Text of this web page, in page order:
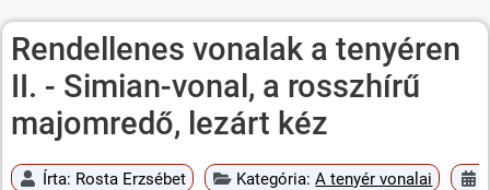
Rendellenes vonalak a tenyéren
II. - Simian-vonal, a rosszhírű
majomredő, lezárt kéz
Írta: Rosta Erzsébet Kategória:A tenyér vonalai